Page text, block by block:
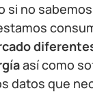
si no
así como
datos que